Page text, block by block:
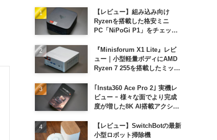
【レビュー】組み込み向け
Ryzenを搭載した格安ミニ
PC「NiPoGi P1」をチェック
高性能
『Minisforum X1 Lite』レビ
ュー｜小型軽量ボディにAMD
Ryzen 7 255を搭載したミッド
｢Insta360 Ace Pro 2｣ 実機レ
ビュー ｰ 様々な面でより完成
度が増した8K AI搭載アクショ
【レビュー】SwitchBotの最新
小型ロボット掃除機